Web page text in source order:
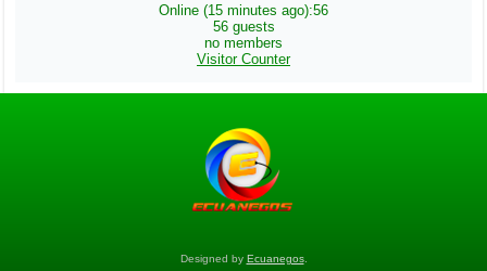
Online (15 minutes ago):56
56 guests
no members
Visitor Counter
Designed by Ecuanegos.